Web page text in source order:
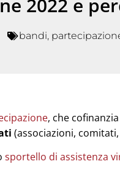
2022 e
bandi,
, che
(associazioni,
sportello di assistenza